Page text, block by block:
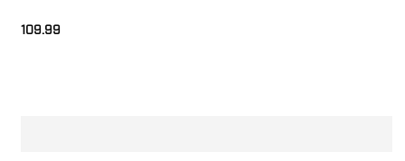
109.99